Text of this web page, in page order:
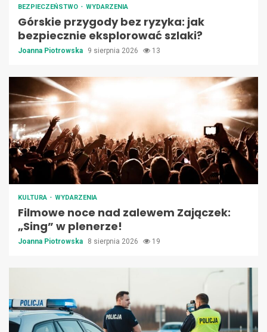
BEZPIECZEŃSTWO WYDARZENIA
Górskie przygody bez ryzyka: jak
bezpiecznie eksplorować szlaki?
Joanna Piotrowska 9 sierpnia 2026 13
KULTURA WYDARZENIA
Filmowe noce nad zalewem Zajączek:
„Sing” w plenerze!
Joanna Piotrowska 8 sierpnia 2026 19